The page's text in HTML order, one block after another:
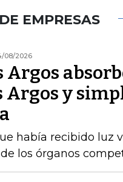
EMPRESAS
08/2026
Argos
Argos y
había recibido luz
los órganos